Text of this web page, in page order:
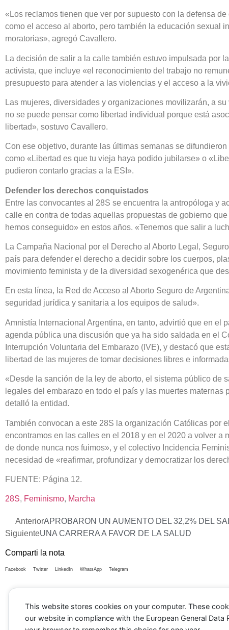
«Los reclamos tienen que ver por supuesto con la defensa
como el acceso al aborto, pero también la educación sexual
moratorias», agregó Cavallero.
La decisión de salir a la calle también estuvo impulsada por
activista, que incluye «el reconocimiento del trabajo no
presupuesto para atender a las violencias y el acceso a la
Las mujeres, diversidades y organizaciones movilizarán, a
no se puede pensar como libertad individual porque está
libertad», sostuvo Cavallero.
Con ese objetivo, durante las últimas semanas se
como «Libertad es que tu vieja haya podido jubilarse» o
pudieron contarlo gracias a la ESI».
Defender los derechos conquistados
Entre las convocantes al 28S se encuentra la antropóloga y
calle en contra de todas aquellas propuestas de gobierno
hemos conseguido» en estos años. «Tenemos que salir a
La Campaña Nacional por el Derecho al Aborto Legal,
país para defender el derecho a decidir sobre los cuerpos,
movimiento feminista y de la diversidad sexogenérica que
En esta línea, la Red de Acceso al Aborto Seguro de
seguridad jurídica y sanitaria a los equipos de salud».
Amnistía Internacional Argentina, en tanto, advirtió que en el
agenda pública una discusión que ya ha sido saldada en el
Interrupción Voluntaria del Embarazo (IVE), y destacó que
libertad de las mujeres de tomar decisiones libres e
«Desde la sanción de la ley de aborto, el sistema público de
legales del embarazo en todo el país y las muertes
detalló la entidad.
También convocan a este 28S la organización Católicas por
encontramos en las calles en el 2018 y en el 2020 a volver a
de donde nunca nos fuimos», y el colectivo Incidencia
necesidad de «reafirmar, profundizar y democratizar los
FUENTE: Página 12.
28S, Feminismo, Marcha
AnteriorAPROBARON UN AUMENTO DEL 32,2% DEL
SiguienteUNA CARRERA A FAVOR DE LA SALUD
Comparti la nota
Facebook Twitter LinkedIn WhatsApp Telegram
This website stores cookies on your computer. These
our website in compliance with the European General